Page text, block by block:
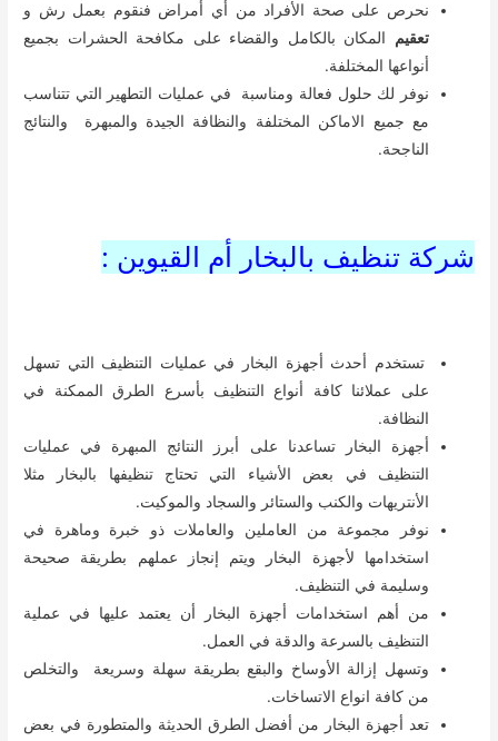
نحرص على صحة الأفراد من أي أمراض فنقوم بعمل رش و
تعقيم المكان بالكامل والقضاء على مكافحة الحشرات بجميع
أنواعها المختلفة.
نوفر لك حلول فعالة ومناسبة في عمليات التطهير التي تتناسب
مع جميع الاماكن المختلفة والنظافة الجيدة والمبهرة والنتائج
الناجحة.
شركة تنظيف بالبخار أم القيوين :
تستخدم أحدث أجهزة البخار في عمليات التنظيف التي تسهل
على عملائنا كافة أنواع التنظيف بأسرع الطرق الممكنة في
النظافة.
أجهزة البخار تساعدنا على أبرز النتائج المبهرة في عمليات
التنظيف في بعض الأشياء التي تحتاج تنظيفها بالبخار مثلا
الأنتريهات والكنب والستائر والسجاد والموكيت.
نوفر مجموعة من العاملين والعاملات ذو خبرة وماهرة في
استخدامها لأجهزة البخار ويتم إنجاز عملهم بطريقة صحيحة
وسليمة في التنظيف.
من أهم استخدامات أجهزة البخار أن يعتمد عليها في عملية
التنظيف بالسرعة والدقة في العمل.
وتسهل إزالة الأوساخ والبقع بطريقة سهلة وسريعة والتخلص
من كافة انواع الاتساخات.
تعد أجهزة البخار من أفضل الطرق الحديثة والمتطورة في بعض